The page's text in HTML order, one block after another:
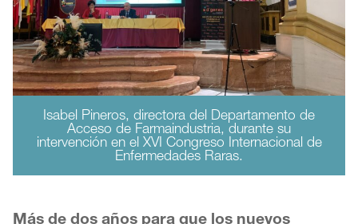
Isabel Pineros, directora del Departamento de
Acceso de Farmaindustria, durante su
intervención en el XVI Congreso Internacional de
Enfermedades Raras.